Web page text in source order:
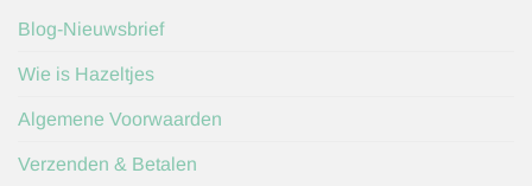
Blog-Nieuwsbrief
Wie is Hazeltjes
Algemene Voorwaarden
Verzenden & Betalen